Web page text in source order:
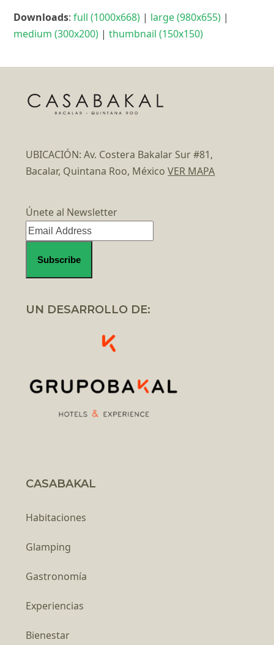
Downloads:full (1000x668) | large (980x655) |
medium (300x200) |thumbnail (150x150)
UBICACIÓN: Av. Costera Bakalar Sur #81,
Bacalar, Quintana Roo, MéxicoVER MAPA
Únete al Newsletter
UN DESARROLLO DE:
CASABAKAL
Habitaciones
Glamping
Gastronomía
Experiencias
Bienestar